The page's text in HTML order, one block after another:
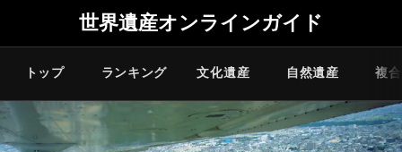
世界遺産オンラインガイド
トップ ランキング 文化遺産 自然遺産 複